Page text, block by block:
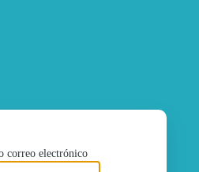
correo electrónico